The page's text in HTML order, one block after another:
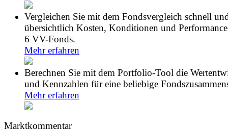
Vergleichen Sie mit dem Fondsvergleich schnell
übersichtlich Kosten, Konditionen und
6 VV-Fonds.
Mehr erfahren
Berechnen Sie mit dem Portfolio-Tool die
und Kennzahlen für eine beliebige
Mehr erfahren
Marktkommentar